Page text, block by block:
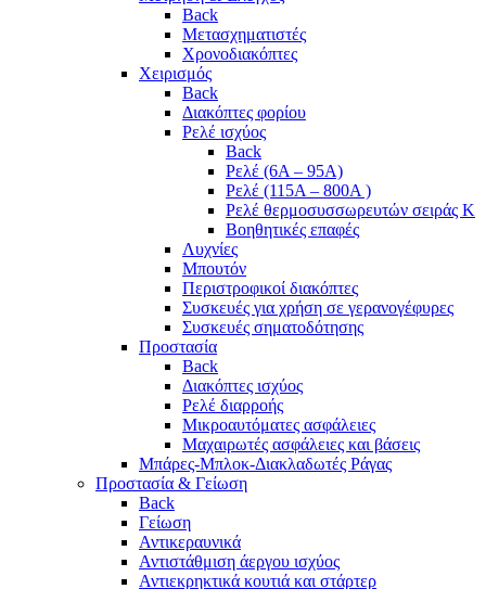
Back
Μετασχηματιστές
Χρονοδιακόπτες
Χειρισμός
Back
Διακόπτες φορίου
Ρελέ ισχύος
Back
Ρελέ (6A – 95A)
Ρελέ (115A – 800A )
Ρελέ θερμοσυσσωρευτών σειράς Κ
Βοηθητικές επαφές
Λυχνίες
Μπουτόν
Περιστροφικοί διακόπτες
Συσκευές για χρήση σε γερανογέφυρες
Συσκευές σηματοδότησης
Προστασία
Back
Διακόπτες ισχύος
Ρελέ διαρροής
Μικροαυτόματες ασφάλειες
Μαχαιρωτές ασφάλειες και βάσεις
Μπάρες-Μπλοκ-Διακλαδωτές Ράγας
Προστασία & Γείωση
Back
Γείωση
Αντικεραυνικά
Αντιστάθμιση άεργου ισχύος
Αντιεκρηκτικά κουτιά και στάρτερ